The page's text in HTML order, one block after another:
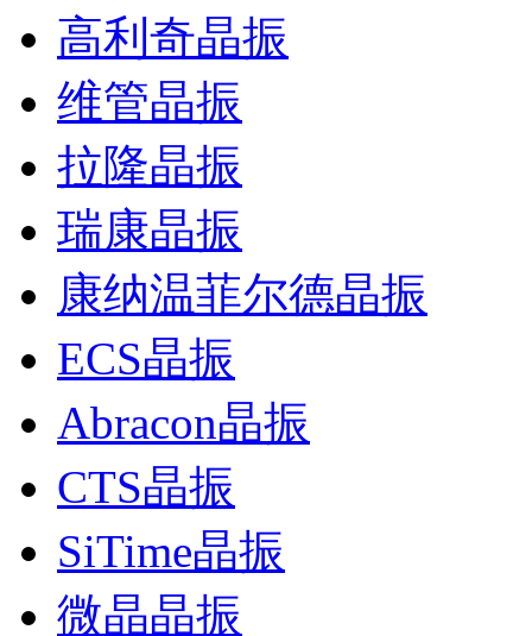
高利奇晶振
维管晶振
拉隆晶振
瑞康晶振
康纳温菲尔德晶振
ECS晶振
Abracon晶振
CTS晶振
SiTime晶振
微晶晶振